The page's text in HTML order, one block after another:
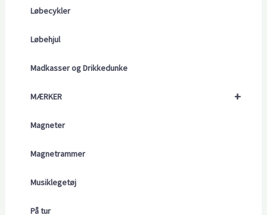
Løbecykler
Løbehjul
Madkasser og Drikkedunke
+
MÆRKER
Magneter
Magnetrammer
Musiklegetøj
På tur